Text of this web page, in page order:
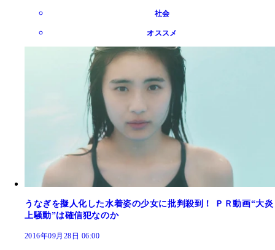
社会
オススメ
うなぎを擬人化した水着姿の少女に批判殺到！ ＰＲ動画“大炎
上騒動”は確信犯なのか
2016年09月28日 06:00